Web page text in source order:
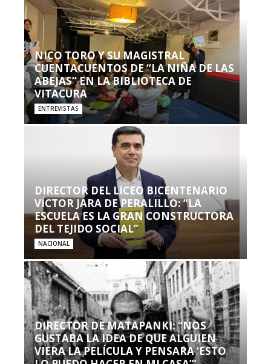
NICO TORO Y SU MAGISTRAL
CUENTACUENTOS DE “LA NIÑA DE LAS
ABEJAS” EN LA BIBLIOTECA DE
VITACURA
ENTREVISTAS
DIRECTOR DEL LICEO BICENTENARIO
VÍCTOR JARA DE PERALILLO: “LA
ESCUELA ES LA GRAN CONSTRUCTORA
DEL TEJIDO SOCIAL”
NACIONAL
DIRECTOR DE MATAPANKI: “NOS
GUSTABA LA IDEA DE QUE ALGUIEN
VIERA LA PELÍCULA Y PENSARA ‘ESTO